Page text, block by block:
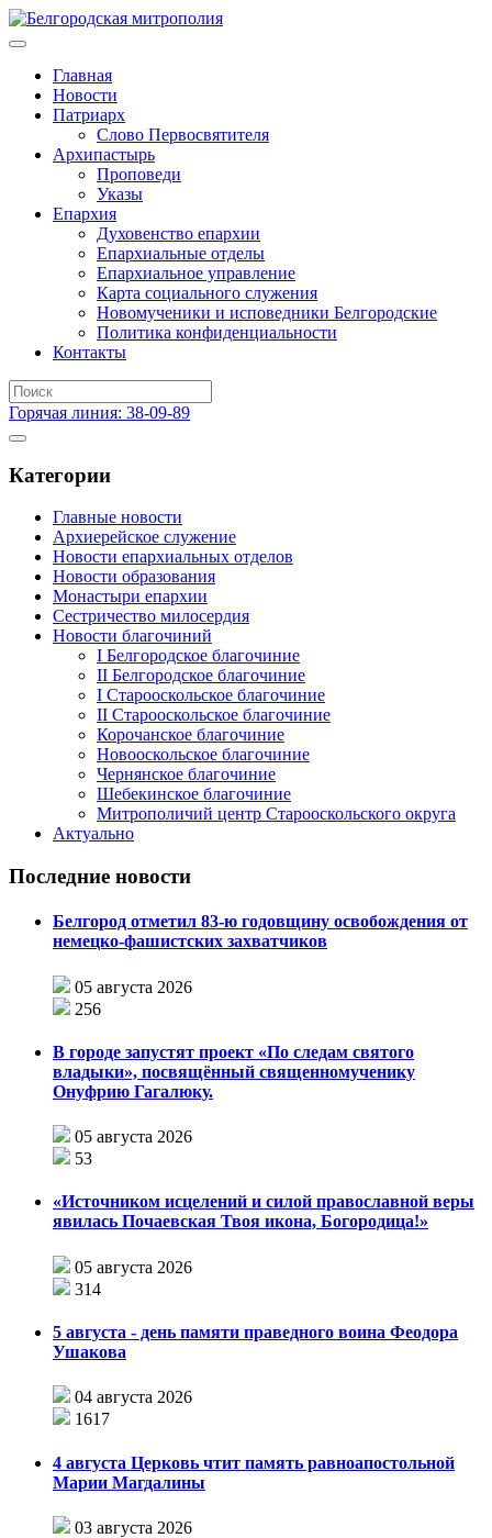
Главная
Новости
Патриарх
Слово Первосвятителя
Архипастырь
Проповеди
Указы
Епархия
Духовенство епархии
Епархиальные отделы
Епархиальное управление
Карта социального служения
Новомученики и исповедники Белгородские
Политика конфиденциальности
Контакты
Горячая линия: 38-09-89
Категории
Главные новости
Архиерейское служение
Новости епархиальных отделов
Новости образования
Монастыри епархии
Сестричество милосердия
Новости благочиний
I Белгородское благочиние
II Белгородское благочиние
I Старооскольское благочиние
II Старооскольское благочиние
Корочанское благочиние
Новооскольское благочиние
Чернянское благочиние
Шебекинское благочиние
Митрополичий центр Старооскольского округа
Актуально
Последние новости
Белгород отметил 83-ю годовщину освобождения от
немецко-фашистских захватчиков
05 августа 2026
256
В городе запустят проект «По следам святого
владыки», посвящённый священномученику
Онуфрию Гагалюку.
05 августа 2026
53
«Источником исцелений и силой православной веры
явилась Почаевская Твоя икона, Богородица!»
05 августа 2026
314
5 августа - день памяти праведного воина Феодора
Ушакова
04 августа 2026
1617
4 августа Церковь чтит память равноапостольной
Марии Магдалины
03 августа 2026